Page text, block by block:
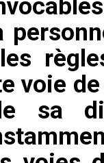
voie
sa